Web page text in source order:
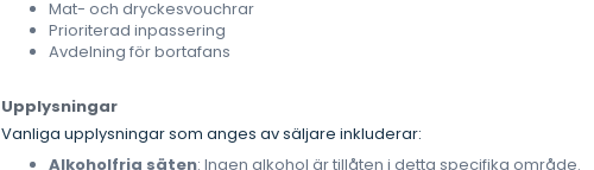
Mat- och dryckesvouchrar
Prioriterad inpassering
Avdelning för bortafans
Upplysningar
Vanliga upplysningar som anges av säljare inkluderar:
Alkoholfria säten: Ingen alkohol är tillåten i detta specifika område.